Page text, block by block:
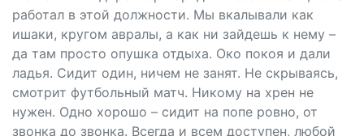
работал в этой должности. Мы вкалывали как
ишаки, кругом авралы, а как ни зайдешь к нему –
да там просто опушка отдыха. Око покоя и дали
ладья. Сидит один, ничем не занят. Не скрываясь,
смотрит футбольный матч. Никому на хрен не
нужен. Одно хорошо – сидит на попе ровно, от
звонка до звонка. Всегда и всем доступен, любой